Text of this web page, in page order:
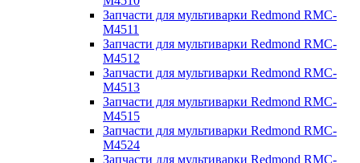
Запчасти для мультиварки Redmond RMC-
M4511
Запчасти для мультиварки Redmond RMC-
M4512
Запчасти для мультиварки Redmond RMC-
M4513
Запчасти для мультиварки Redmond RMC-
M4515
Запчасти для мультиварки Redmond RMC-
M4524
Запчасти для мультиварки Redmond RMC-